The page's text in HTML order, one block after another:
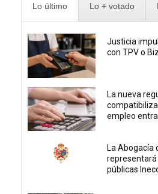
Lo último Lo + votado
Justicia
con TPV o
La nueva
empleo
La Abogacía
representará
públicas Ineco